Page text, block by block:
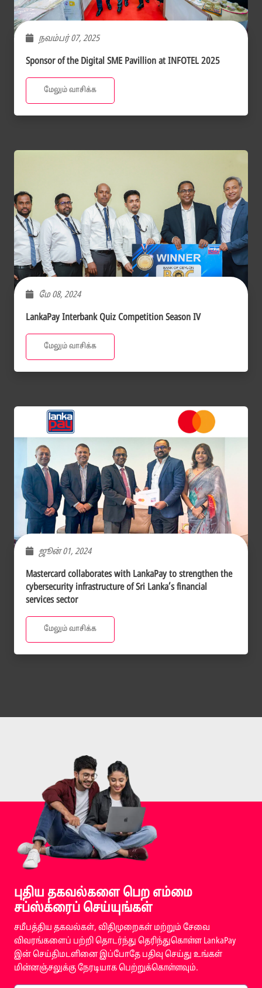
நவம்பர் 07, 2025
Sponsor of the Digital SME Pavillion at INFOTEL 2025
மேலும் வாசிக்க
மே 08, 2024
LankaPay Interbank Quiz Competition Season IV
மேலும் வாசிக்க
ஜூன் 01, 2024
Mastercard collaborates with LankaPay to strengthen the
cybersecurity infrastructure of Sri Lanka’s financial
services sector
மேலும் வாசிக்க
புதிய தகவல்களை பெற எம்மை
சப்ஸ்க்ரைப் செய்யுங்கள்
சமீபத்திய தகவல்கள், விதிமுறைகள் மற்றும் சேவை
விவரங்களைப் பற்றி தொடர்ந்து தெரிந்துகொள்ள LankaPay
இன் செய்திமடளினை இப்போதே பதிவு செய்து உங்கள்
மின்னஞ்சலுக்கு நேரடியாக பெற்றுக்கொள்ளவும்.